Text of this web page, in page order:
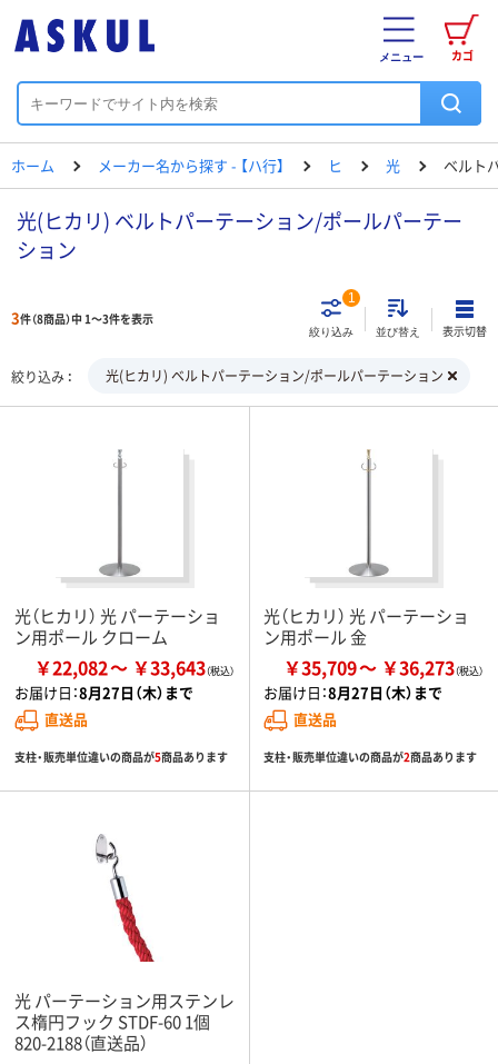
カゴ
メニュー
ホーム メーカー名から探す - 【ハ行】 ヒ 光 ベルト
光(ヒカリ) ベルトパーテーション/ポールパーテー
ション
3件（8商品）中 1～3件を表示
絞り込み
1
並び替え 表示切替
絞り込み 光(ヒカリ) ベルトパーテーション/ポールパーテーション
光（ヒカリ） 光 パーテーショ
ン用ポール クローム
￥22,082 ￥33,643
お届け日：8月27日（木）まで
直送品
支柱・販売単位違いの商品が5商品あります
光（ヒカリ） 光 パーテーショ
ン用ポール 金
￥35,709 ￥36,273
お届け日：8月27日（木）まで
直送品
支柱・販売単位違いの商品が2商品あります
光 パーテーション用ステンレ
ス楕円フック STDF-60 1個
820-2188（直送品）